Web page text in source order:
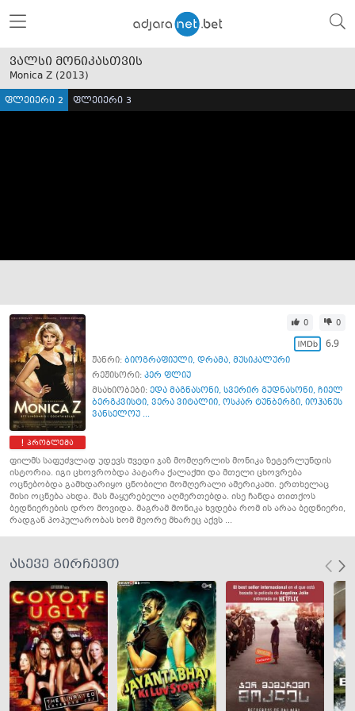
ვალსი მონიკასთვის
Monica Z (2013)
ფლეიერი 2 ფლეიერი 3
პრობლემა
0 0
6.9
ჟანრი: ბიოგრაფიული, დრამა, მუსიკალური
რეჟისორი: პერ ფლიუ
მსახიობები: ედა მაგნასონი, სვერირ გუდნასონი, ჩიელ
ბერგკვისტი, ვერა ვიტალიი, ოსკარ ტუნბერგი, იოჰანეს
ვანსელოუ ...
ფილმს საფუძვლად უდევს შვედი ჯაზ მომღერლის მონიკა ზეტერლუნდის
ისტორია. იგი ცხოვრობდა პატარა ქალაქში და მთელი ცხოვრება
ოცნებობდა გამხდარიყო ცნობილი მომღერალი ამერიკაში. ერთხელაც
მისი ოცნება ახდა. მას მაყურებელი აღმერთებდა. ისე ჩანდა თითქოს
ბედნიერების დრო მოვიდა. მაგრამ მონიკა ხვდება რომ ის არაა ბედნიერი,
რადგან პოპულარობას ხომ მეორე მხარეც აქვს ...
ასევე გირჩევთ